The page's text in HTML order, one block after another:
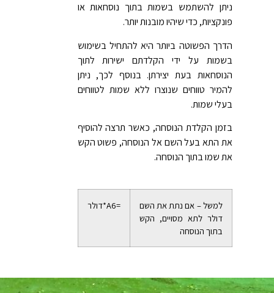
ניתן להשתמש בשמות בתוך נוסחאות או
פונקציות, כדי שיהיו מובנות יותר.
הדרך הפשוטה ביותר היא להתחיל בשימוש
בשמות על ידי הקלדתם ישירות לתוך
הנוסחאות בעת יצירתן. בנוסף לכך, ניתן
להמיר טווחים שנוצרו ללא שמות לטווחים
בעלי שמות.
בזמן הקלדת הנוסחה, כאשר תרצה להוסיף
את התא בעל השם אל הנוסחה, פשוט הקש
את שמו בתוך הנוסחה.
למשל – אם נתת את השם
דולר לתא מסויים, הקש
בתוך הנוסחה
=A6*דולר